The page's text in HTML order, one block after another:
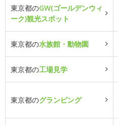
東京都のGW(ゴールデンウィ
ーク)観光スポット
東京都の水族館・動物園
東京都の工場見学
東京都のグランピング